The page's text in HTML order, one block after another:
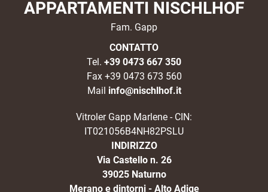
APPARTAMENTI NISCHLHOF
Fam. Gapp
CONTATTO
Tel. +39 0473 667 350
Fax +39 0473 673 560
Mail info@nischlhof.it
Vitroler Gapp Marlene - CIN:
IT021056B4NH82PSLU
INDIRIZZO
Via Castello n. 26
39025 Naturno
Merano e dintorni - Alto Adige